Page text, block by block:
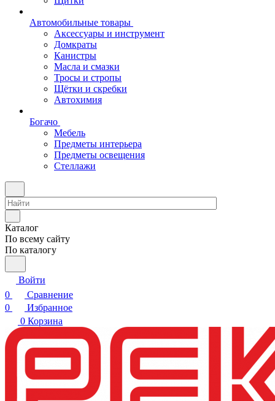
Автомобильные товары
Аксессуары и инструмент
Домкраты
Канистры
Масла и смазки
Тросы и стропы
Щётки и скребки
Автохимия
Богачо
Мебель
Предметы интерьера
Предметы освещения
Стеллажи
Каталог
По всему сайту
По каталогу
Войти
0
Сравнение
0
Избранное
0 Корзина